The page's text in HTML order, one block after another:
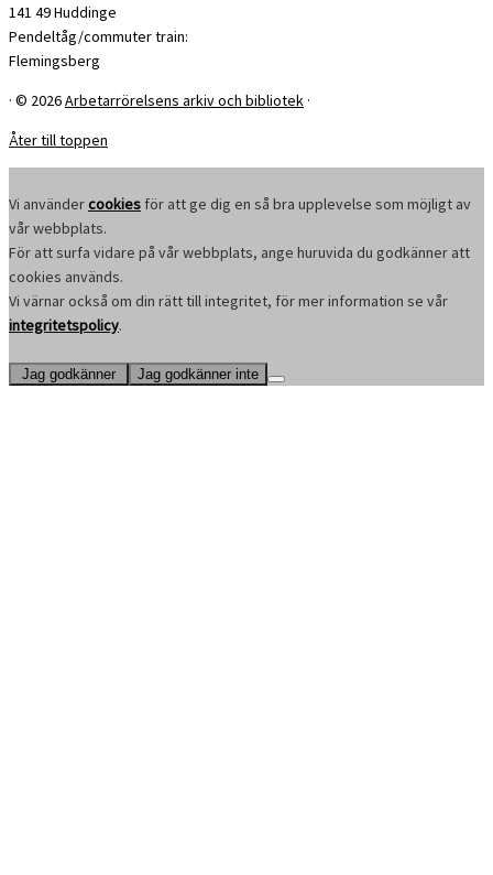
141 49 Huddinge
Pendeltåg/commuter train:
Flemingsberg
· © 2026Arbetarrörelsens arkiv och bibliotek ·
Åter till toppen
Vi användercookies för att ge dig en så bra upplevelse som möjligt av
vår webbplats.
För att surfa vidare på vår webbplats, ange huruvida du godkänner att
cookies används.
Vi värnar också om din rätt till integritet, för mer information se vår
integritetspolicy.
Jag godkänner Jag godkänner inte